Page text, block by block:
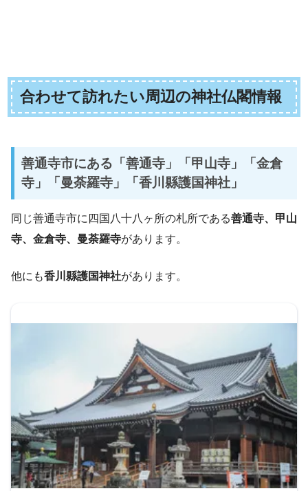
合わせて訪れたい周辺の神社仏閣情報
善通寺市にある「善通寺」「甲山寺」「金倉
寺」「曼荼羅寺」「香川縣護国神社」
同じ善通寺市に四国八十八ヶ所の札所である善通寺、甲山
寺、金倉寺、曼荼羅寺があります。
他にも香川縣護国神社があります。